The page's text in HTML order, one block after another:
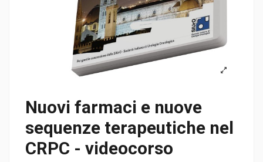
Nuovi farmaci e nuove
sequenze terapeutiche nel
CRPC - videocorso